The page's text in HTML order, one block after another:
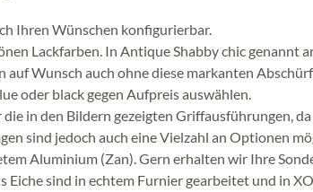
Ihren Wünschen konfigurierbar.
Lackfarben. In Antique Shabby chic genannt
auf Wunsch auch ohne diese markanten
oder black gegen Aufpreis auswählen.
in den Bildern gezeigten Griffausführungen,
sind jedoch auch eine Vielzahl an Optionen
Aluminium (Zan). Gern erhalten wir Ihre
Eiche sind in echtem Furnier gearbeitet und in